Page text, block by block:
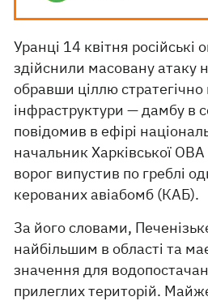
Уранці 14 квітня російські
здійснили масовану атаку
обравши ціллю
інфраструктури — дамбу в
повідомив в ефірі
начальник Харківської
ворог випустив по греблі
керованих авіабомб (КАБ).
За його словами,
найбільшим в області та
значення для
прилеглих територій.